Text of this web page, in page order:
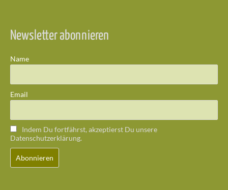
Newsletter abonnieren
Name
Email
Indem Du fortfährst, akzeptierst Du unsere
Datenschutzerklärung.